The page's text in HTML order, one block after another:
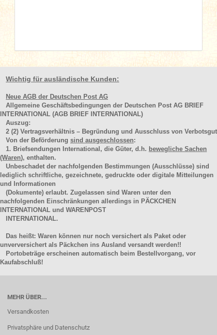
Wichtig für ausländische Kunden:
Neue AGB der Deutschen Post AG
Allgemeine Geschäftsbedingungen der Deutschen Post AG BRIEF
INTERNATIONAL (AGB BRIEF INTERNATIONAL)
Auszug:
2 (2) Vertragsverhältnis – Begründung und Ausschluss von Verbotsgut
Von der Beförderung sind ausgeschlossen:
1. Briefsendungen International, die Güter, d.h. bewegliche Sachen
(Waren), enthalten.
Unbeschadet der nachfolgenden Bestimmungen (Ausschlüsse) sind
lediglich schriftliche, gezeichnete, gedruckte oder digitale Mitteilungen
und Informationen
(Dokumente) erlaubt. Zugelassen sind Waren unter den
nachfolgenden Einschränkungen allerdings in PÄCKCHEN
INTERNATIONAL und WARENPOST
INTERNATIONAL.
Das heißt: Waren können nur noch versichert als Paket oder
unverversichert als Päckchen ins Ausland versandt werden!!
Portobeträge erscheinen automatisch beim Bestellvorgang, vor
Kaufabschluß!
MEHR ÜBER...
Versandkosten
Privatsphäre und Datenschutz